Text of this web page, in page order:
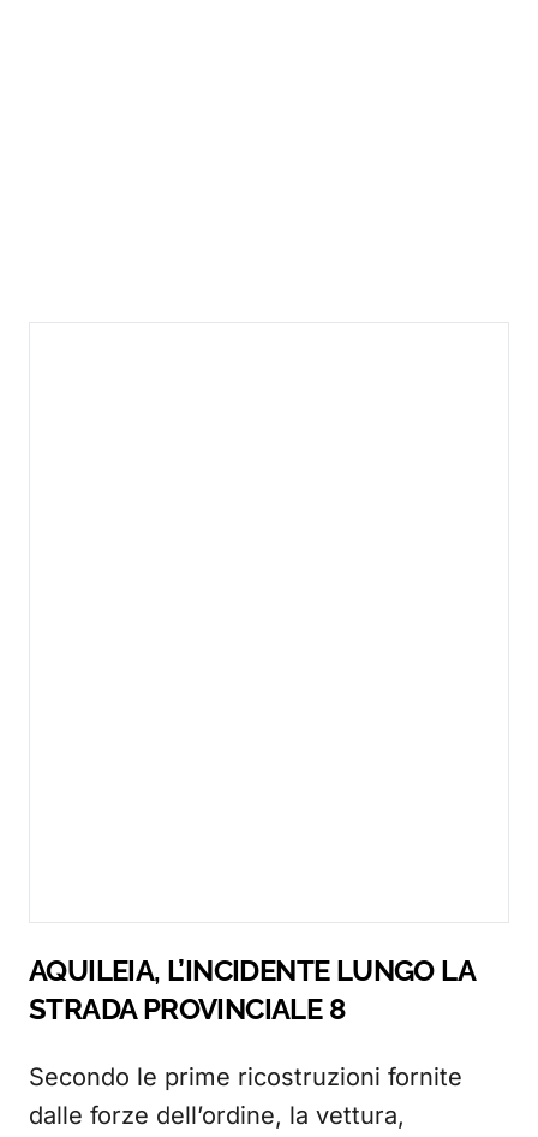
AQUILEIA, L’INCIDENTE LUNGO LA
STRADA PROVINCIALE 8
Secondo le prime ricostruzioni fornite
dalle forze dell’ordine, la vettura,